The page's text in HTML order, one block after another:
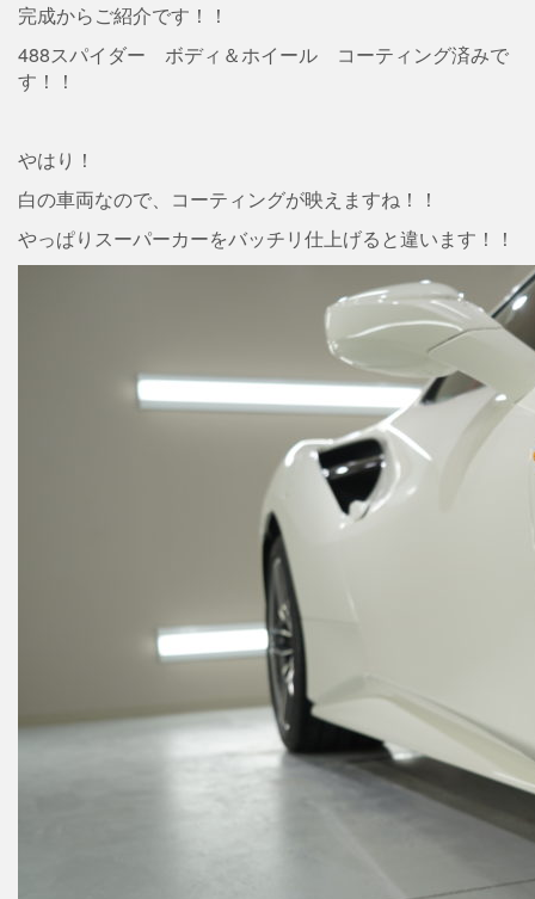
完成からご紹介です！！
488スパイダー ボディ＆ホイール コーティング済みで
す！！
やはり！
白の車両なので、コーティングが映えますね！！
やっぱりスーパーカーをバッチリ仕上げると違います！！